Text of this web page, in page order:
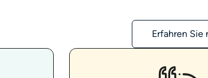
Erfahren Sie